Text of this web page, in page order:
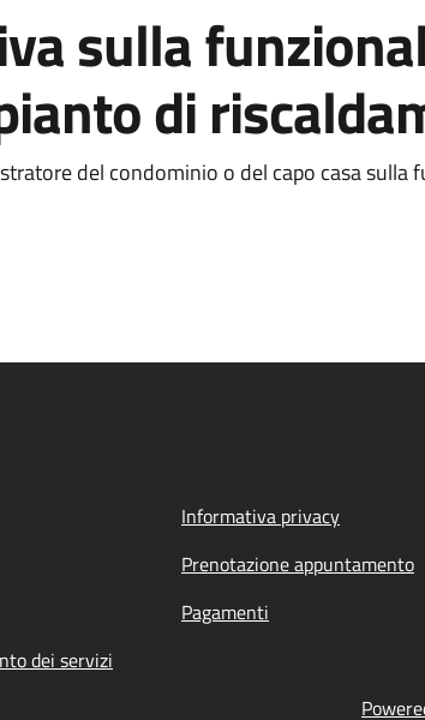
sulla
di
del condominio o del capo casa sulla
Informativa privacy
Prenotazione appuntamento
Pagamenti
dei servizi